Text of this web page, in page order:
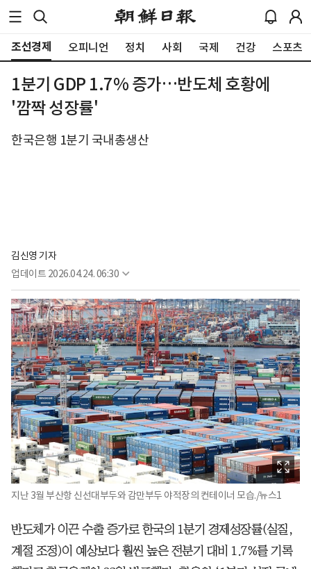
조선경제 오피니언 정치 사회 국제 건강 스포츠
1분기 GDP 1.7% 증가…반도체 호황에
'깜짝 성장률'
한국은행 1분기 국내총생산
김신영 기자
업데이트 2026.04.24. 06:30
지난 3월 부산항 신선대부두와 감만부두 야적장의 컨테이너 모습./뉴스1
반도체가 이끈 수출 증가로 한국의 1분기 경제성장률(실질,
계절 조정)이 예상보다 훨씬 높은 전분기 대비 1.7%를 기록